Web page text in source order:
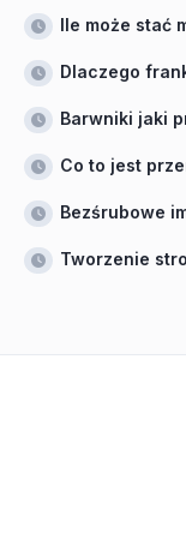
Ile może stać
Dlaczego
Barwniki jaki
Co to jest
Bezśrubowe
Tworzenie